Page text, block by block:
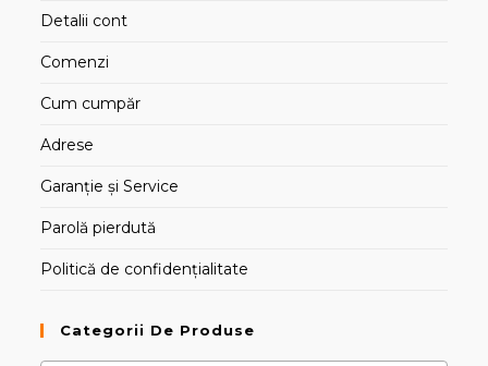
Detalii cont
Comenzi
Cum cumpăr
Adrese
Garanție și Service
Parolă pierdută
Politică de confidențialitate
Categorii De Produse